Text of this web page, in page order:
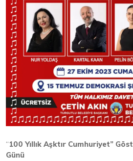
“100 Yıllık Aşktır Cumhuriyet”
Günü